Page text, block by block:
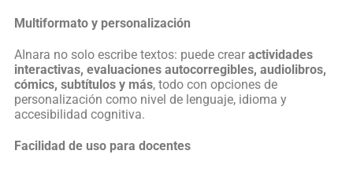
Multiformato y personalización
AInara no solo escribe textos: puede crear actividades
interactivas, evaluaciones autocorregibles, audiolibros,
cómics, subtítulos y más, todo con opciones de
personalización como nivel de lenguaje, idioma y
accesibilidad cognitiva.
Facilidad de uso para docentes